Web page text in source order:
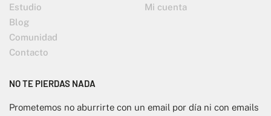
Estudio
Blog
Comunidad
Contacto
Mi cuenta
NO TE PIERDAS NADA
Prometemos no aburrirte con un email por día ni con emails